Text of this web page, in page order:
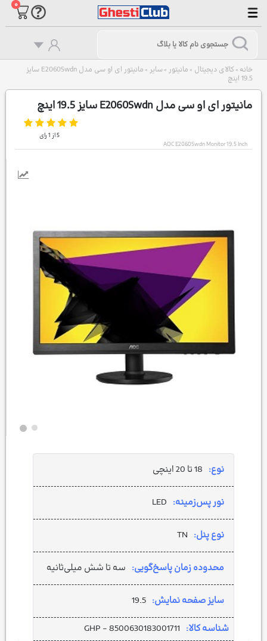
۰
خانه > کالای دیجیتال > مانیتور > سایر >
مانیتور ای او سی مدل E2060Swdn سایز
19.5 اینچ
مانیتور ای او سی مدل E2060Swdn سایز 19.5 اینچ
5از 1رای
AOC E2060Swdn Monitor 19.5 Inch
نوع: 18 تا 20 اینچی
نور پس‌زمینه: LED
نوع پنل: TN
محدوده زمان پاسخ‌گویی: سه تا شش میلی‌ثانیه
سایز صفحه نمایش: 19.5
شناسه کالا: GHP - 8500630183001711